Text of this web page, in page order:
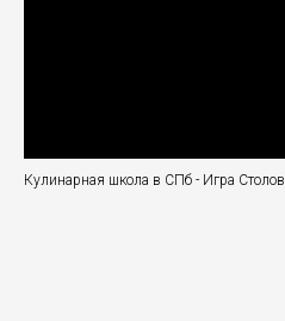
Кулинарная школа в СПб - Игра Столов